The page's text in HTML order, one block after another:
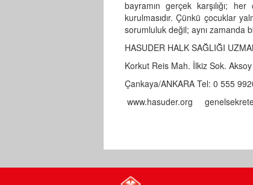
bayramın gerçek karşılığı;
kurulmasıdır. Çünkü çocuklar
sorumluluk değil; aynı zamanda
HASUDER HALK SAĞLIĞI
Korkut Reis Mah. İlkiz Sok.
Çankaya/ANKARA Tel: 0 555
www.hasuder.org